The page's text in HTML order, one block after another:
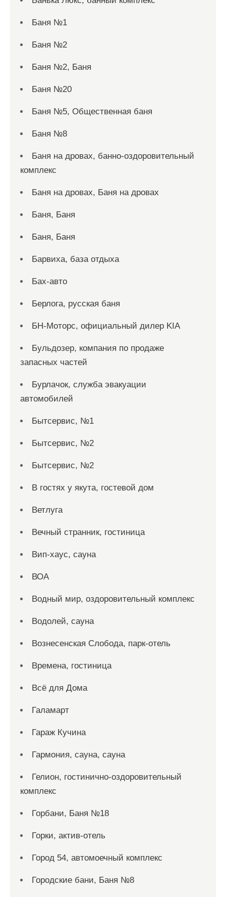
Баня №1
Баня №2
Баня №2, Баня
Баня №20
Баня №5, Общественная баня
Баня №8
Баня на дровах, банно-оздоровительный
комплекс
Баня на дровах, Баня на дровах
Баня, Баня
Баня, Баня
Барвиха, база отдыха
Бах-авто
Берлога, русская баня
БН-Моторс, официальный дилер KIA
Бульдозер, компания по продаже
запасных частей
Бурлачок, служба эвакуации
автомобилей
Бытсервис, №1
Бытсервис, №2
Бытсервис, №2
В гостях у якута, гостевой дом
Ветлуга
Вечный странник, гостиница
Вип-хаус, сауна
ВОА
Водный мир, оздоровительный комплекс
Водолей, сауна
Вознесенская Слобода, парк-отель
Времена, гостиница
Всё для Дома
Галамарт
Гараж Кучина
Гармония, сауна, сауна
Гелион, гостинично-оздоровительный
комплекс
Горбани, Баня №18
Горки, актив-отель
Город 54, автомоечный комплекс
Городские бани, Баня №8